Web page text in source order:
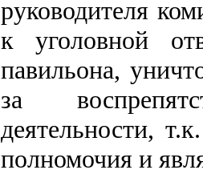
руководителя
к уголовной
павильона,
за
деятельности,
полномочия и